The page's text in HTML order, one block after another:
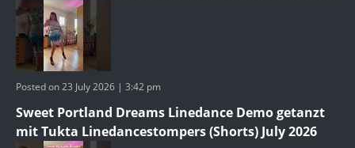
Posted on 23 July 2026 | 3:42 pm
Sweet Portland Dreams Linedance Demo getanzt
mit Tukta Linedancestompers (Shorts) July 2026